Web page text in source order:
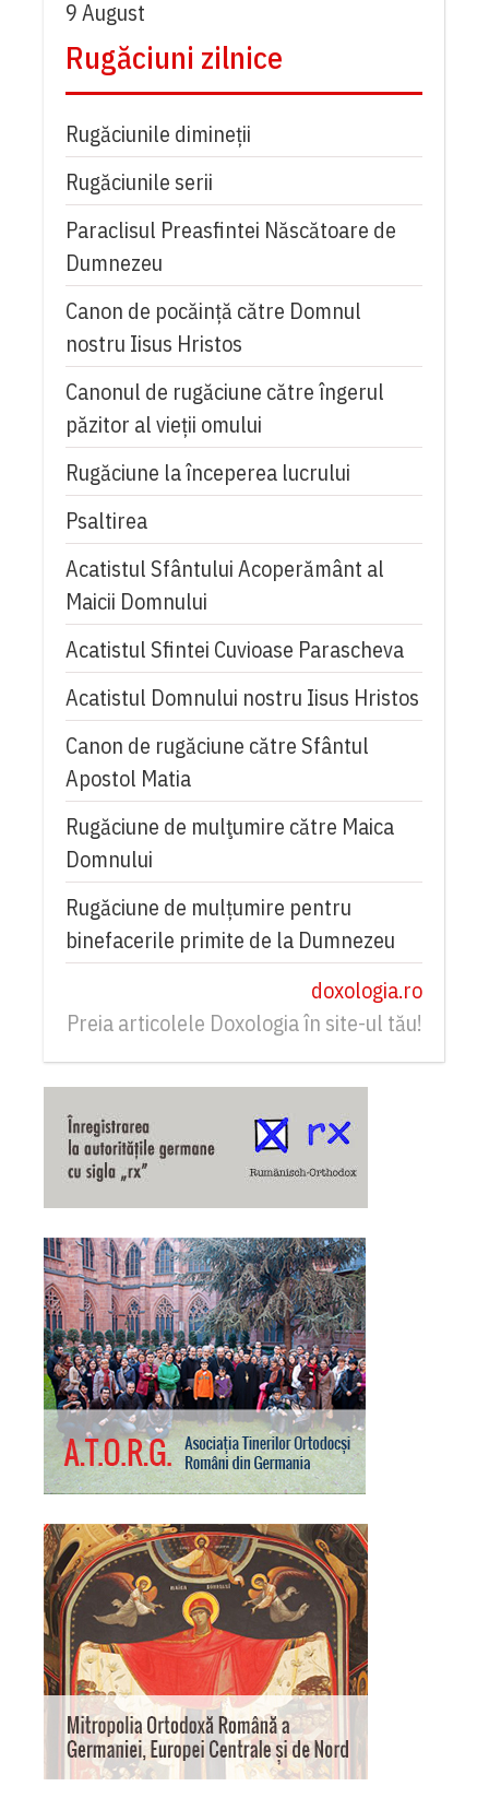
9 August
Rugăciuni zilnice
Rugăciunile dimineții
Rugăciunile serii
Paraclisul Preasfintei Născătoare de
Dumnezeu
Canon de pocăință către Domnul
nostru Iisus Hristos
Canonul de rugăciune către îngerul
păzitor al vieții omului
Rugăciune la începerea lucrului
Psaltirea
Acatistul Sfântului Acoperământ al
Maicii Domnului
Acatistul Sfintei Cuvioase Parascheva
Acatistul Domnului nostru Iisus Hristos
Canon de rugăciune către Sfântul
Apostol Matia
Rugăciune de mulţumire către Maica
Domnului
Rugăciune de mulțumire pentru
binefacerile primite de la Dumnezeu
doxologia.ro
Preia articolele Doxologia în site-ul tău!